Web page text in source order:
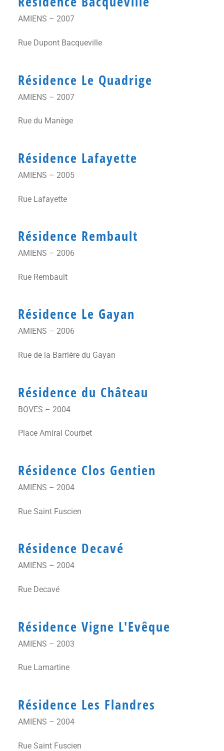
AMIENS – 2007
Rue Dupont Bacqueville
Résidence Le Quadrige
AMIENS – 2007
Rue du Manège
Résidence Lafayette
AMIENS – 2005
Rue Lafayette
Résidence Rembault
AMIENS – 2006
Rue Rembault
Résidence Le Gayan
AMIENS – 2006
Rue de la Barrière du Gayan
Résidence du Château
BOVES – 2004
Place Amiral Courbet
Résidence Clos Gentien
AMIENS – 2004
Rue Saint Fuscien
Résidence Decavé
AMIENS – 2004
Rue Decavé
Résidence Vigne L'Evêque
AMIENS – 2003
Rue Lamartine
Résidence Les Flandres
AMIENS – 2004
Rue Saint Fuscien